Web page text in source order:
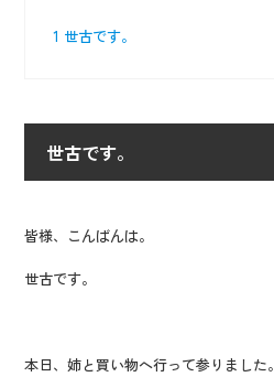
1 世古です。
世古です。
皆様、こんばんは。
世古です。
本日、姉と買い物へ行って参りました。